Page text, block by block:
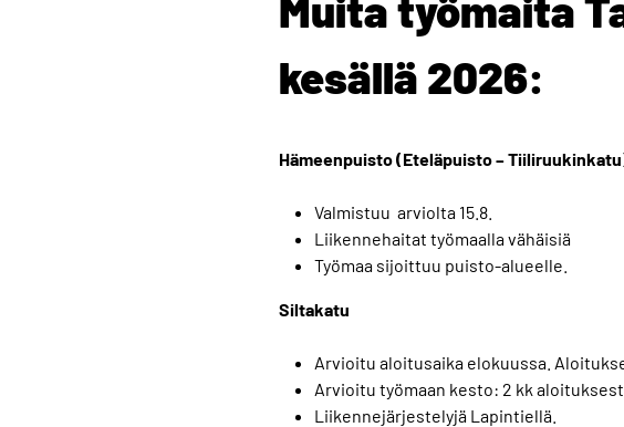
kesällä 2026:
Hämeenpuisto (Eteläpuisto –
Valmistuu arviolta 15.8.
Liikennehaitat työmaalla vähäisiä
Työmaa sijoittuu puisto-alueelle.
Siltakatu
Arvioitu aloitusaika elokuussa.
Arvioitu työmaan kesto: 2 kk
Liikennejärjestelyjä Lapintiellä.